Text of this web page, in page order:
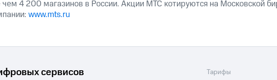
чем 4 200 магазинов в России. Акции МТС котируются на Московской
www.mts.ru
сервисов
Тарифы